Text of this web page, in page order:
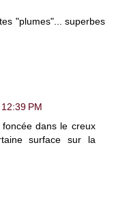
"plumes"... superbes
PM
dans le creux
surface sur la